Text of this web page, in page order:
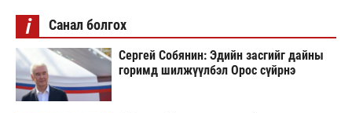
i Санал болгох
Сергей Собянин: Эдийн засгийг дайны
горимд шилжүүлбэл Орос сүйрнэ